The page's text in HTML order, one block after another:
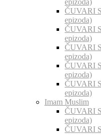
epizoda)
ČUVARI
epizoda)
ČUVARI
epizoda)
ČUVARI
epizoda)
ČUVARI
epizoda)
ČUVARI
epizoda)
Imam Muslim
ČUVARI
epizoda)
ČUVARI